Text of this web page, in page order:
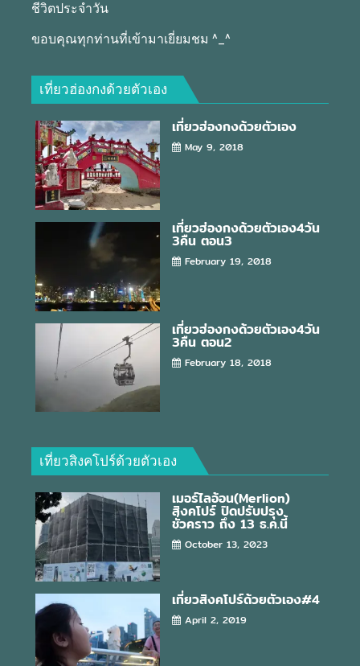
ชีวิตประจำวัน
ขอบคุณทุกท่านที่เข้ามาเยี่ยมชม ^_^
เที่ยวฮ่องกงด้วยตัวเอง
เที่ยวฮ่องกงด้วยตัวเอง
May 9, 2018
เที่ยวฮ่องกงด้วยตัวเอง4วัน
3คืน ตอน3
February 19, 2018
เที่ยวฮ่องกงด้วยตัวเอง4วัน
3คืน ตอน2
February 18, 2018
เที่ยวสิงคโปร์ด้วยตัวเอง
เมอร์ไลอ้อน(Merlion)
สิงคโปร์ ปิดปรับปรุง
ชั่วคราว ถึง 13 ธ.ค.นี้
October 13, 2023
เที่ยวสิงคโปร์ด้วยตัวเอง#4
April 2, 2019